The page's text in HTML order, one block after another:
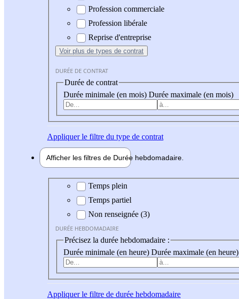
Profession commerciale
Profession libérale
Reprise d'entreprise
Voir plus de types de contrat
DURÉE DE CONTRAT
Durée de contrat
Durée minimale (en mois) Durée maximale (en mois)
Appliquerle filtre du type de contrat
Afficher les filtres de Durée hebdomadaire
Durée hebdomadaire
Temps plein
Temps partiel
Non renseignée (3)
DURÉE HEBDOMADAIRE
Précisez la durée hebdomadaire :
Durée minimale (en heure) Durée maximale (en heure)
Appliquerle filtre de durée hebdomadaire